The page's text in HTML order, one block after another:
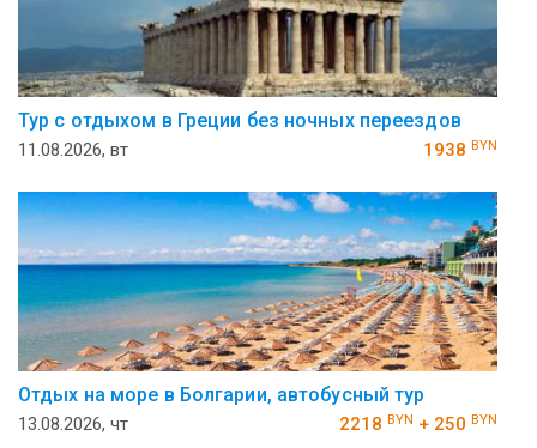
Тур с отдыхом в Греции без ночных переездов
11.08.2026, вт 1938 BYN
Отдых на море в Болгарии, автобусный тур
13.08.2026, чт 2218 BYN + 250 BYN